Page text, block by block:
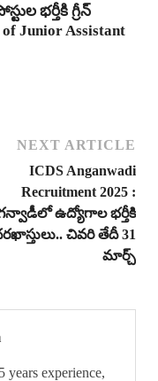
భర్తీకి గ్రీన్
Junior Assistant
NEXT ARTICLE
ICDS Anganwadi
Recruitment 2025 :
ఉద్యోగాల భర్తీకి
చివరి తేదీ 31
మార్చ్
years experience,